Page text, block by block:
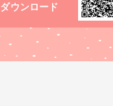
ダウンロード